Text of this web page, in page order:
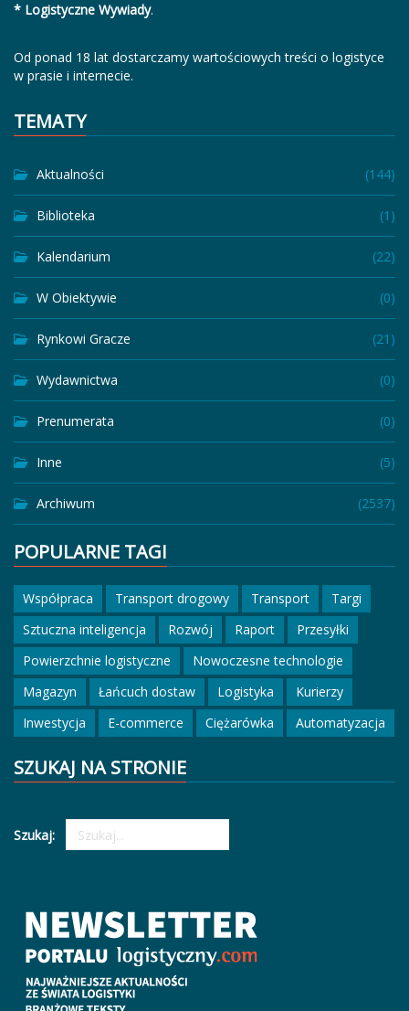
* Logistyczne Wywiady.
Od ponad 18 lat dostarczamy wartościowych treści o logistyce
w prasie i internecie.
TEMATY
Aktualności (144)
Biblioteka (1)
Kalendarium (22)
W Obiektywie (0)
Rynkowi Gracze (21)
Wydawnictwa (0)
Prenumerata (0)
Inne (5)
Archiwum (2537)
POPULARNE TAGI
Współpraca Transport drogowy Transport
Targi
Sztuczna inteligencja
Rozwój Raport
Przesyłki
Powierzchnie logistyczne
Nowoczesne technologie
Magazyn
Łańcuch dostaw Logistyka
Kurierzy
Inwestycja
E-commerce Ciężarówka Automatyzacja
SZUKAJ NA STRONIE
Szukaj: